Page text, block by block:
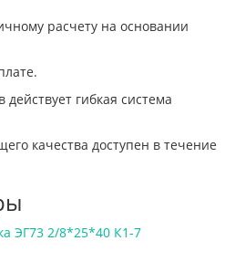
расчету на основании
гибкая система
качества доступен в течение
ЭГ73 2/8*25*40 К1-7